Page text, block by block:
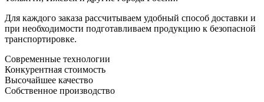
Для каждого заказа рассчитываем удобный способ доставки и
при необходимости подготавливаем продукцию к безопасной
транспортировке.
Современные технологии
Конкурентная стоимость
Высочайшее качество
Собственное производство